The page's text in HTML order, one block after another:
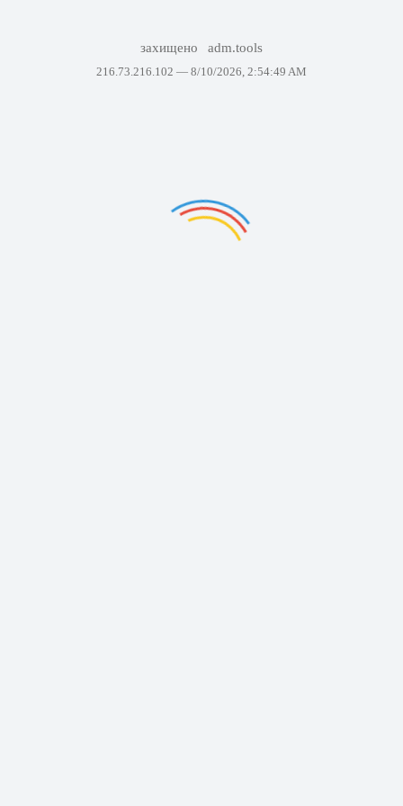
захищено adm.tools
216.73.216.102 — 8/10/2026, 2:54:49 AM